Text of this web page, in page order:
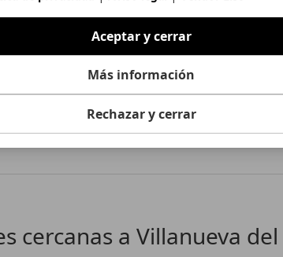
cercanas a Villanueva
Aceptar y cerrar
Más información
Rechazar y cerrar